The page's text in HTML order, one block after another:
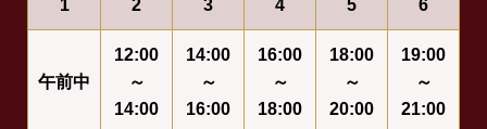
1 2 3 4 5 6
午前中
12:00
～
14:00
14:00
～
16:00
16:00
～
18:00
18:00
～
20:00
19:00
～
21:00